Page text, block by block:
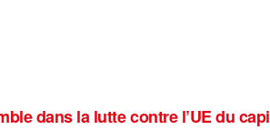
dans la lutte contre l’UE du